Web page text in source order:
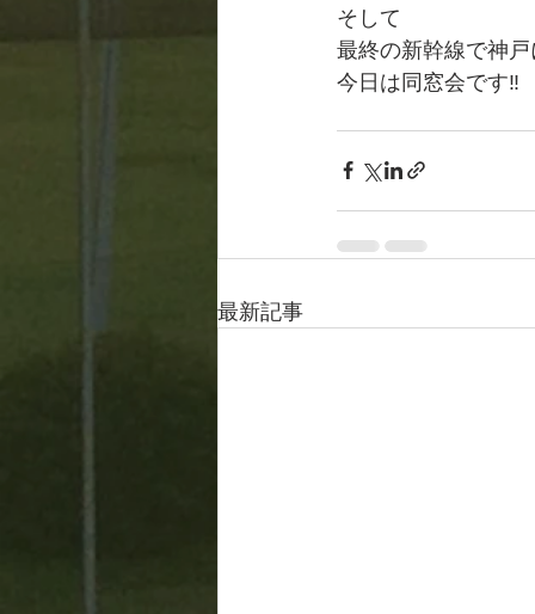
そして
最終の新幹線で神
今日は同窓会です‼️
最新記事